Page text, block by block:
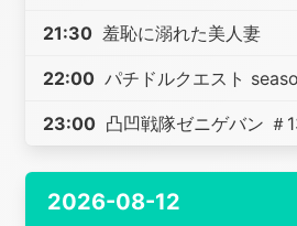
21:30 羞恥に溺れた美人妻
22:00 パチドルクエスト
23:00 凸凹戦隊ゼニゲバン ＃
2026-08-12